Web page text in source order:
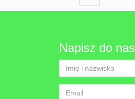
Napisz do nas